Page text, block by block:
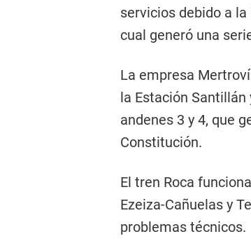
servicios debido a
cual generó una
La empresa
la Estación
andenes 3 y 4, que
Constitución.
El tren Roca
Ezeiza-Cañuelas y
problemas técnicos.